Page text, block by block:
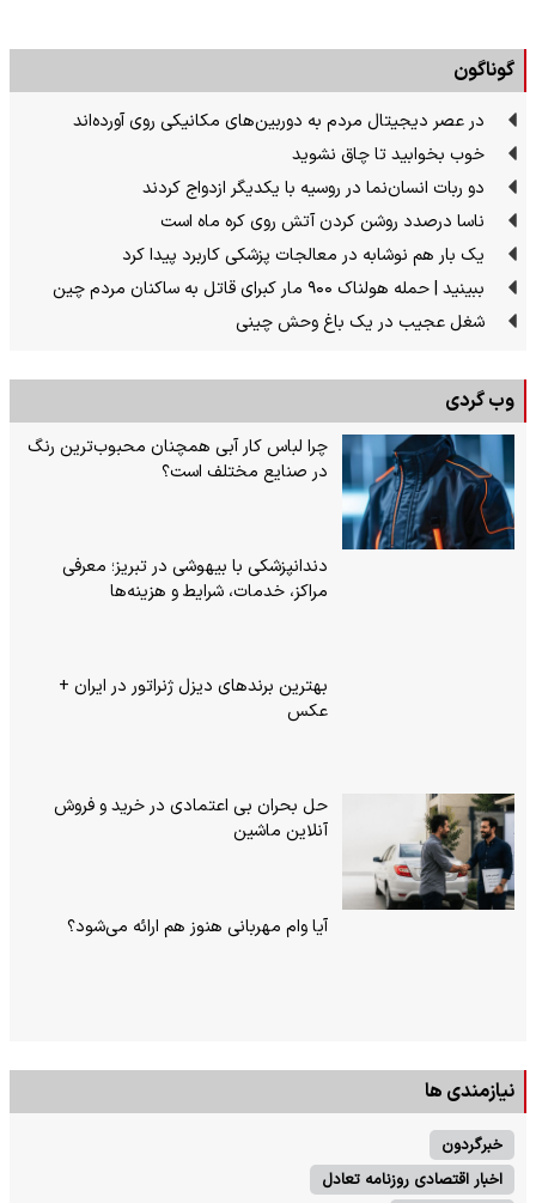
گوناگون
در عصر دیجیتال مردم به دوربین‌های مکانیکی روی آورده‌اند
خوب بخوابید تا چاق نشوید
دو ربات انسان‌نما در روسیه با یکدیگر ازدواج کردند
ناسا درصدد روشن کردن آتش روی کره ماه است
یک بار هم نوشابه در معالجات پزشکی کاربرد پیدا کرد
ببینید | حمله هولناک ۹۰۰ مار کبرای قاتل به ساکنان مردم چین
شغل عجیب در یک باغ وحش چینی
وب گردی
چرا لباس کار آبی همچنان محبوب‌ترین رنگ
در صنایع مختلف است؟
دندانپزشکی با بیهوشی در تبریز؛ معرفی
مراکز، خدمات، شرایط و هزینه‌ها
بهترین برندهای دیزل ژنراتور در ایران +
عکس
حل بحران بی‌ اعتمادی در خرید و فروش
آنلاین ماشین
آیا وام مهربانی هنوز هم ارائه می‌شود؟
نیازمندی ها
خبرگردون
اخبار اقتصادی روزنامه تعادل